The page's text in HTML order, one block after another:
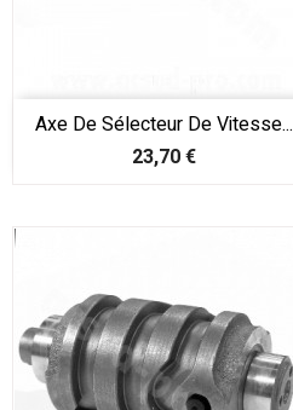
Axe De Sélecteur De Vitesse...
Prix
23,70 €